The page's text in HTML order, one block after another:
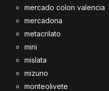
mercado colon valencia
mercadona
metacrilato
mini
mislata
mizuno
monteolivete